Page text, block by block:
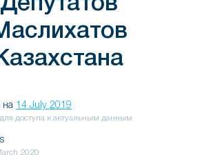
Депутатов
на 14 July 2019
доступа к актуальным данным
2020